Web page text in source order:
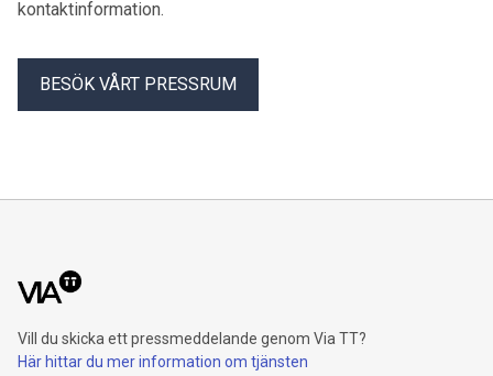
kontaktinformation.
BESÖK VÅRT PRESSRUM
Vill du skicka ett pressmeddelande genom Via TT?
Här hittar du mer information om tjänsten